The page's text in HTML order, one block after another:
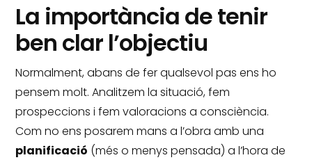
La importància de tenir
ben clar l’objectiu
Normalment, abans de fer qualsevol pas ens ho
pensem molt.Analitzem la situació, fem
prospeccions i fem valoracions a consciència.
Com no ens posarem mans a l’obra amb una
planificació (més o menys pensada) a l’hora de